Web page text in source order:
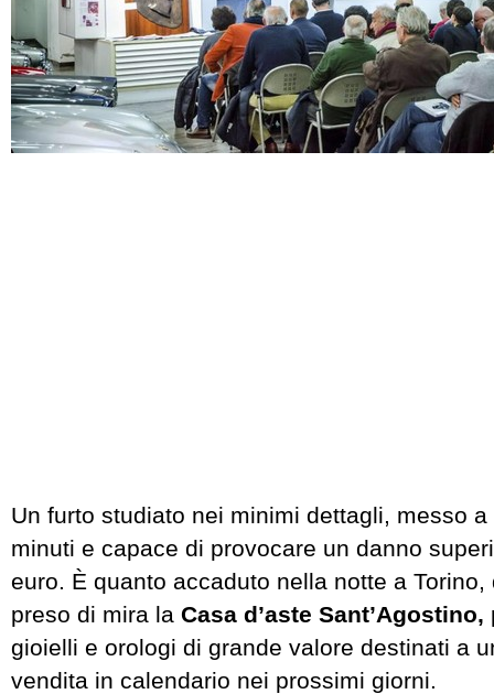
Un furto studiato nei minimi dettagli, messo
minuti e capace di provocare un danno
euro. È quanto accaduto nella notte a
preso di mira la Casa d’aste Sant’Agostino,
gioielli e orologi di grande valore destinati a
vendita in calendario nei prossimi giorni.